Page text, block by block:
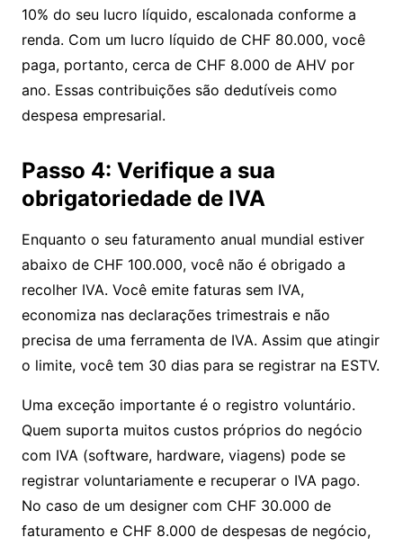
10% do seu lucro líquido, escalonada conforme a
renda. Com um lucro líquido de CHF 80.000, você
paga, portanto, cerca de CHF 8.000 de AHV por
ano. Essas contribuições são dedutíveis como
despesa empresarial.
Passo 4: Verifique a sua
obrigatoriedade de IVA
Enquanto o seu faturamento anual mundial estiver
abaixo de CHF 100.000, você não é obrigado a
recolher IVA. Você emite faturas sem IVA,
economiza nas declarações trimestrais e não
precisa de uma ferramenta de IVA. Assim que atingir
o limite, você tem 30 dias para se registrar na ESTV.
Uma exceção importante é o registro voluntário.
Quem suporta muitos custos próprios do negócio
com IVA (software, hardware, viagens) pode se
registrar voluntariamente e recuperar o IVA pago.
No caso de um designer com CHF 30.000 de
faturamento e CHF 8.000 de despesas de negócio,